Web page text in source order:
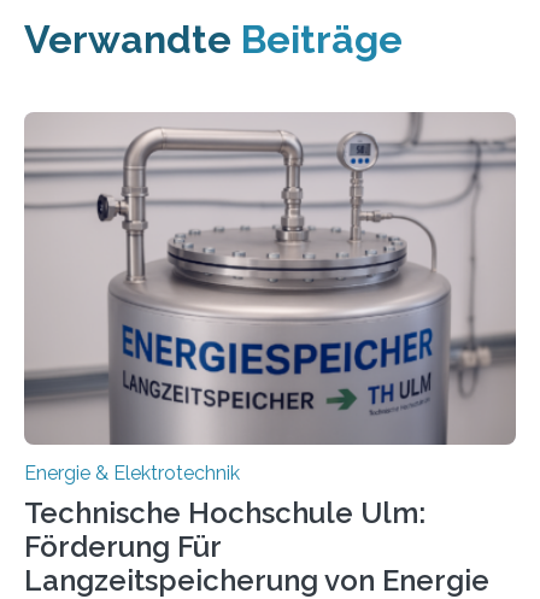
Verwandte Beiträge
Energie & Elektrotechnik
Technische Hochschule Ulm:
Förderung Für
Langzeitspeicherung von Energie